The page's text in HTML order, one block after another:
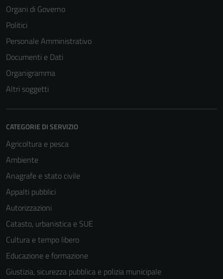
Organi di Governo
Politici
Personale Amministrativo
Documenti e Dati
Organigramma
Altri soggetti
CATEGORIE DI SERVIZIO
Agricoltura e pesca
Ambiente
Anagrafe e stato civile
Appalti pubblici
Autorizzazioni
Catasto, urbanistica e SUE
Cultura e tempo libero
Educazione e formazione
Giustizia, sicurezza pubblica e polizia municipale